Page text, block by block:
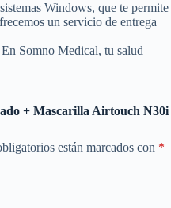
Windows, que te permite
un servicio de entrega
Somno Medical, tu salud
+ Mascarilla Airtouch N30i
están marcados con *